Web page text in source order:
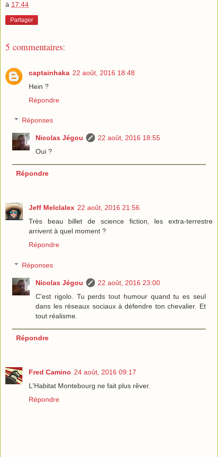
à 17:44
Partager
5 commentaires:
captainhaka 22 août, 2016 18:48
Hein ?
Répondre
Réponses
Nicolas Jégou
22 août, 2016 18:55
Oui ?
Répondre
Jeff Melclalex 22 août, 2016 21:56
Très beau billet de science fiction, les extra-terrestre
arrivent à quel moment ?
Répondre
Réponses
Nicolas Jégou
22 août, 2016 23:00
C'est rigolo. Tu perds tout humour quand tu es seul
dans les réseaux sociaux à défendre ton chevalier. Et
tout réalisme.
Répondre
Fred Camino 24 août, 2016 09:17
L'Habitat Montebourg ne fait plus rêver.
Répondre